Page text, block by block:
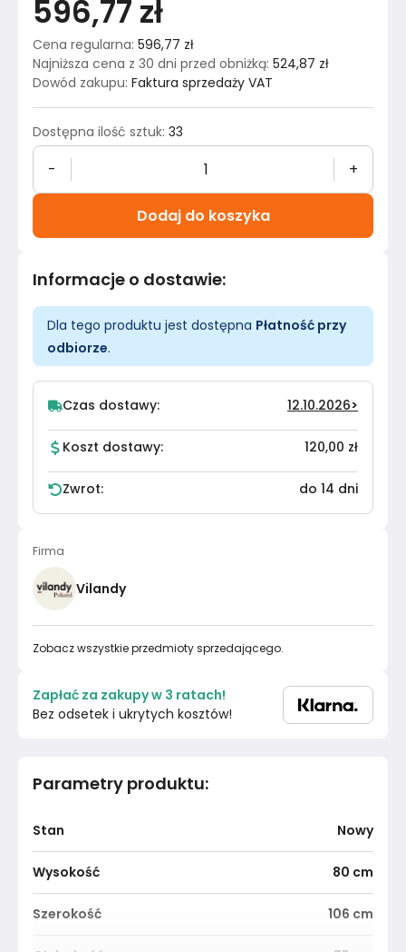
Parametry produktu:
Stan Nowy
Wysokość 80 cm
Szerokość 106 cm
596,77 zł
Cena regularna: 596,77 zł
Najniższa cena z 30 dni przed obniżką: 524,87 zł
Dowód zakupu: Faktura sprzedaży VAT
Dostępna ilość sztuk: 33
- +
Dodaj do koszyka
Informacje o dostawie:
Dla tego produktu jest dostępna Płatność przy
odbiorze.
Czas dostawy: 12.10.2026>
Koszt dostawy: 120,00 zł
Zwrot: do 14 dni
Firma
Vilandy
Zobacz wszystkie przedmioty sprzedającego.
Zapłać za zakupy w 3 ratach!
Bez odsetek i ukrytych kosztów!